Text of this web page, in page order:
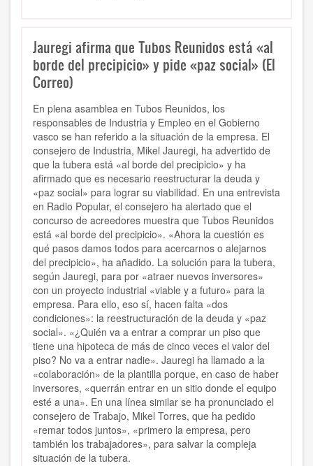
Jauregi afirma que Tubos Reunidos está «al
borde del precipicio» y pide «paz social» (El
Correo)
En plena asamblea en Tubos Reunidos, los
responsables de Industria y Empleo en el Gobierno
vasco se han referido a la situación de la empresa. El
consejero de Industria, Mikel Jauregi, ha advertido de
que la tubera está «al borde del precipicio» y ha
afirmado que es necesario reestructurar la deuda y
«paz social» para lograr su viabilidad. En una entrevista
en Radio Popular, el consejero ha alertado que el
concurso de acreedores muestra que Tubos Reunidos
está «al borde del precipicio». «Ahora la cuestión es
qué pasos damos todos para acercarnos o alejarnos
del precipicio», ha añadido. La solución para la tubera,
según Jauregi, para por «atraer nuevos inversores»
con un proyecto industrial «viable y a futuro» para la
empresa. Para ello, eso sí, hacen falta «dos
condiciones»: la reestructuración de la deuda y «paz
social». «¿Quién va a entrar a comprar un piso que
tiene una hipoteca de más de cinco veces el valor del
piso? No va a entrar nadie». Jauregi ha llamado a la
«colaboración» de la plantilla porque, en caso de haber
inversores, «querrán entrar en un sitio donde el equipo
esté a una». En una línea similar se ha pronunciado el
consejero de Trabajo, Mikel Torres, que ha pedido
«remar todos juntos», «primero la empresa, pero
también los trabajadores», para salvar la compleja
situación de la tubera.